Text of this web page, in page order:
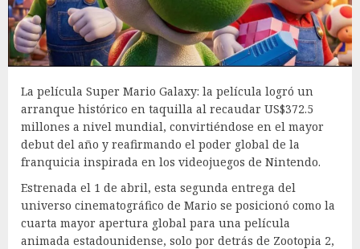
La película Super Mario Galaxy: la película logró un
arranque histórico en taquilla al recaudar US$372.5
millones a nivel mundial, convirtiéndose en el mayor
debut del año y reafirmando el poder global de la
franquicia inspirada en los videojuegos de Nintendo.
Estrenada el 1 de abril, esta segunda entrega del
universo cinematográfico de Mario se posicionó como la
cuarta mayor apertura global para una película
animada estadounidense, solo por detrás de Zootopia 2,